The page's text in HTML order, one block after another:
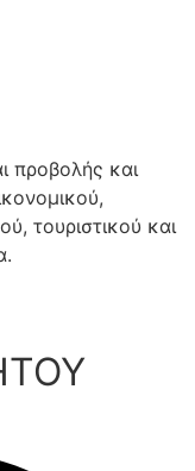
προβολής και
τουριστικού και